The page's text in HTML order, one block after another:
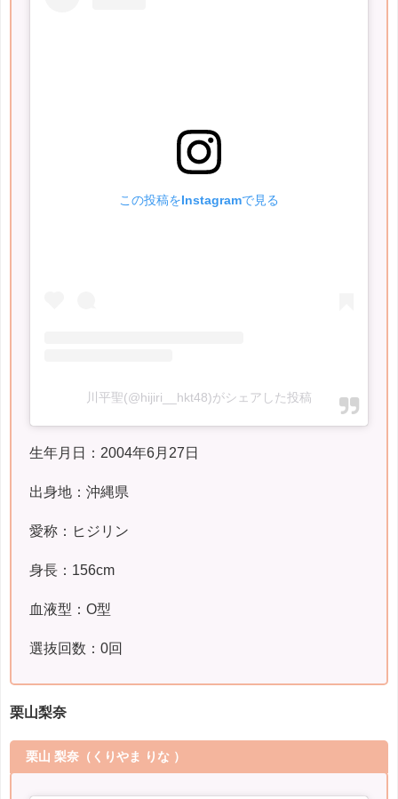
この投稿をInstagramで見る
川平聖(@hijiri__hkt48)がシェアした投稿
生年月日：2004年6月27日
出身地：沖縄県
愛称：ヒジリン
身長：156cm
血液型：O型
選抜回数：0回
栗山梨奈
栗山 梨奈 （くりやま りな ）